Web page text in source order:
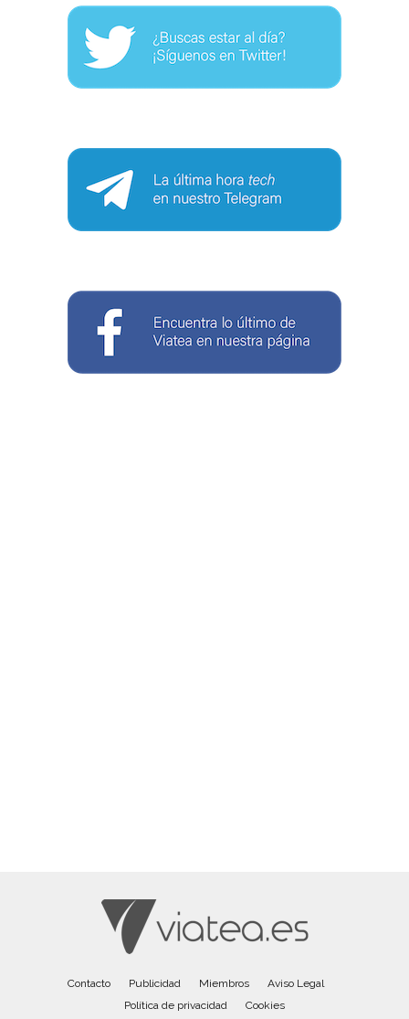
Contacto Publicidad Miembros
Aviso Legal
Política de privacidad
Cookies